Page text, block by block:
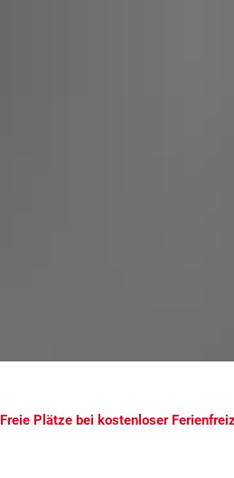
Freie Plätze bei kostenloser